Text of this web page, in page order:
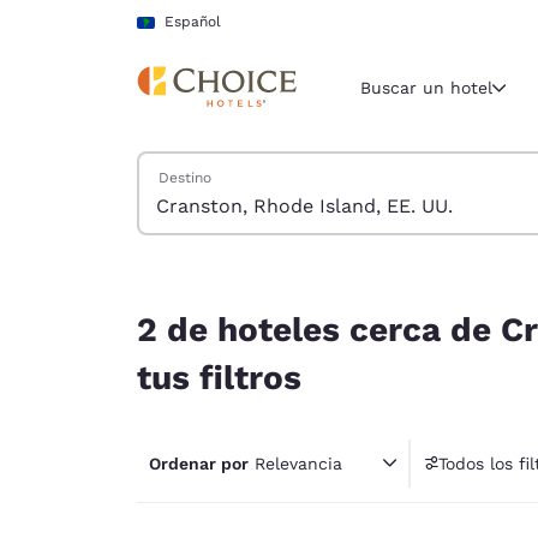
Pasar A Contenido Principal
Español
Región y
América
América
América
Buscar un hotel
Buscar hoteles
Destino
2 de hoteles cerca de
tus filtros
Ordenar por Relevancia Todos los
1